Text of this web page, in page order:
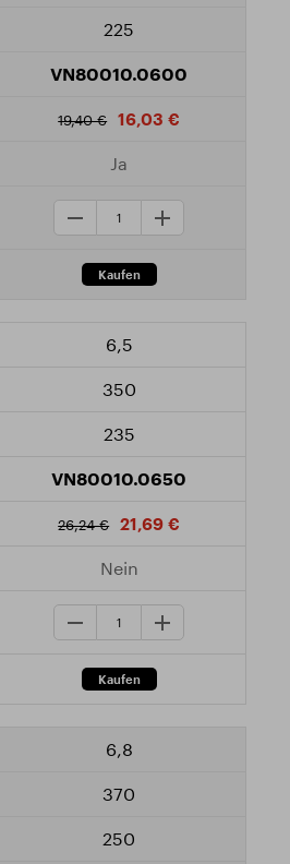
225
VN80010.0600
19,40 € 16,03 €
Ja
6,5
350
235
VN80010.0650
26,24 € 21,69 €
Nein
6,8
370
250